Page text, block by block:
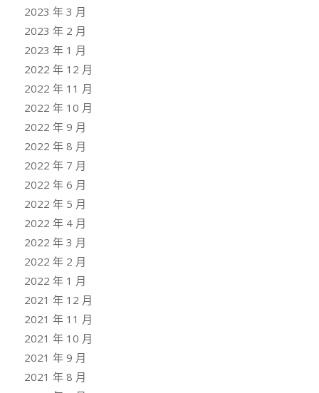
2023 年 3 月
2023 年 2 月
2023 年 1 月
2022 年 12 月
2022 年 11 月
2022 年 10 月
2022 年 9 月
2022 年 8 月
2022 年 7 月
2022 年 6 月
2022 年 5 月
2022 年 4 月
2022 年 3 月
2022 年 2 月
2022 年 1 月
2021 年 12 月
2021 年 11 月
2021 年 10 月
2021 年 9 月
2021 年 8 月